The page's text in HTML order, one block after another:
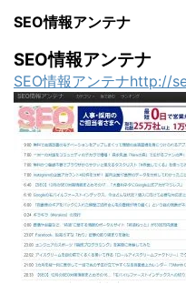
SEO情報アンテナ
SEO情報アンテナ
SEO情報アンテナhttp://